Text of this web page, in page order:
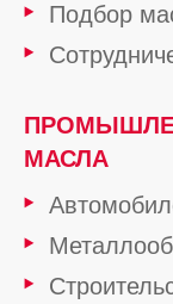
Подбор
МАСЛА